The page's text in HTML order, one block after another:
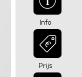
Info
Prijs